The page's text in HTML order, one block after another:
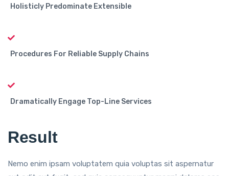
Holisticly Predominate Extensible
Procedures For Reliable Supply Chains
Dramatically Engage Top-Line Services
Result
Nemo enim ipsam voluptatem quia voluptas sit aspernatur